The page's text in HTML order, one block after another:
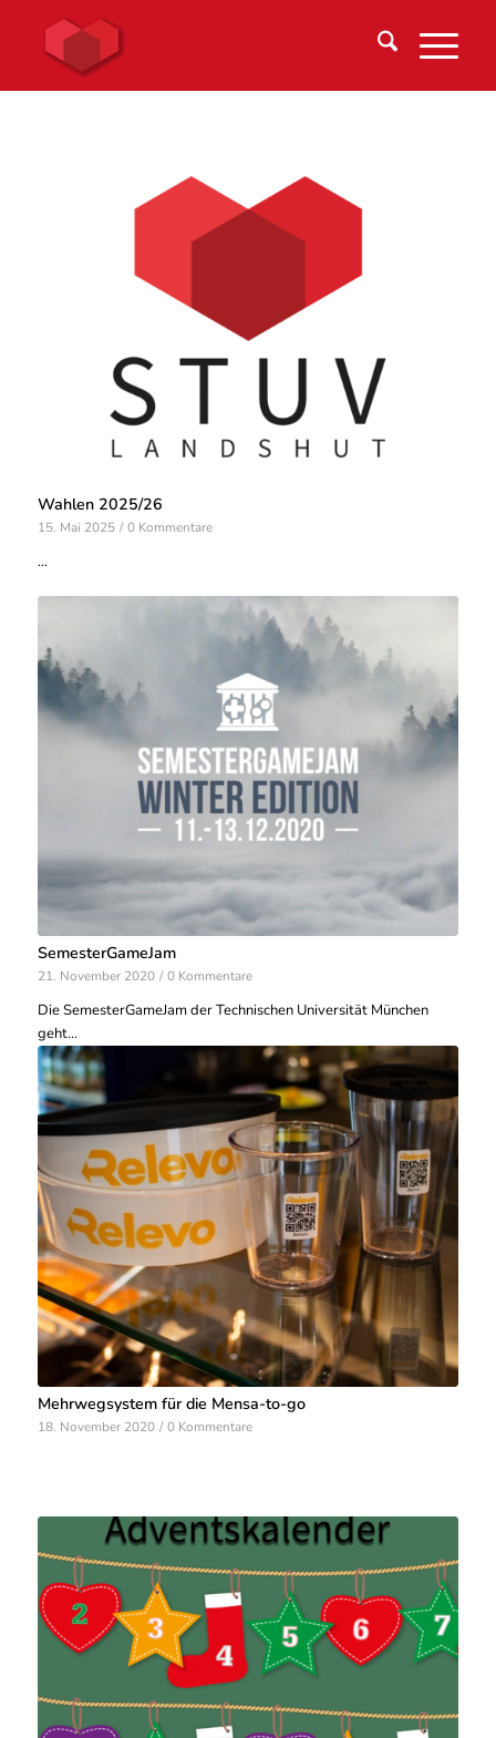
Wahlen 2025/26
15. Mai 2025 / 0 Kommentare
…
SemesterGameJam
21. November 2020 / 0 Kommentare
Die SemesterGameJam der Technischen Universität München
geht…
Mehrwegsystem für die Mensa-to-go
18. November 2020 / 0 Kommentare